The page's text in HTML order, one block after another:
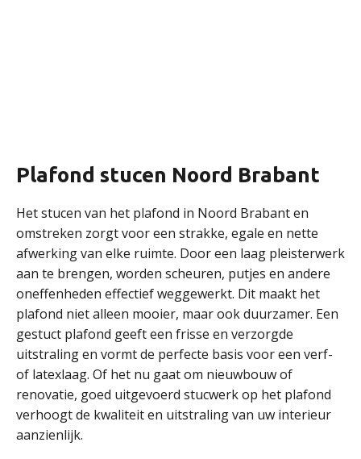
Plafond stucen Noord Brabant
Het stucen van het plafond in Noord Brabant en
omstreken zorgt voor een strakke, egale en nette
afwerking van elke ruimte. Door een laag pleisterwerk
aan te brengen, worden scheuren, putjes en andere
oneffenheden effectief weggewerkt. Dit maakt het
plafond niet alleen mooier, maar ook duurzamer. Een
gestuct plafond geeft een frisse en verzorgde
uitstraling en vormt de perfecte basis voor een verf-
of latexlaag. Of het nu gaat om nieuwbouw of
renovatie, goed uitgevoerd stucwerk op het plafond
verhoogt de kwaliteit en uitstraling van uw interieur
aanzienlijk.